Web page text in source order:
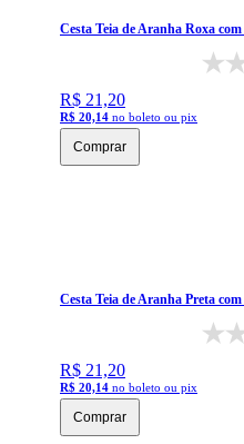
Cesta Teia de Aranha Roxa
R$ 21,20
R$ 20,14 no boleto ou pix
Comprar
Cesta Teia de Aranha Preta
R$ 21,20
R$ 20,14 no boleto ou pix
Comprar